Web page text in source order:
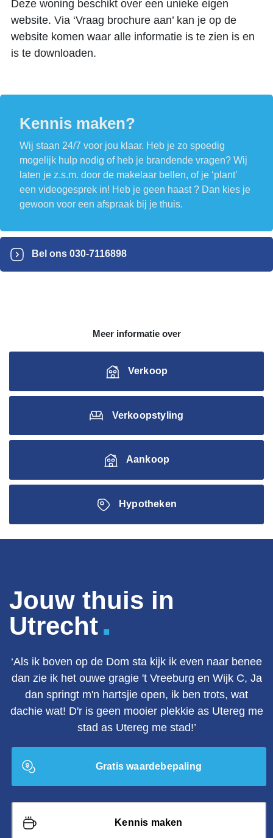
Deze woning beschikt over een unieke eigen
website. Via ‘Vraag brochure aan’ kan je op de
website komen waar alle informatie is te zien is en
is te downloaden.
Kennis maken?
Wij staan 24/7 voor jou klaar. Heb je zo spoedig
mogelijk hulp nodig of heb je brandende vragen? Wij
laten je z.s.m. door de makelaar bellen, of je ‘plant’
een videogesprek in! Heb je geen haast ? Dan kies je
gewoon voor een afspraak bij je thuis.
Bel ons 030-7116898
Meer informatie over
Verkoop
Verkoopstyling
Aankoop
Hypotheken
Jouw thuis in
Utrecht.
‘Als ik boven op de Dom sta kijk ik even naar benee
dan zie ik het ouwe gragie 't Vreeburg en Wijk C, Ja
dan springt m'n hartsjie open, ik ben trots, wat
dachie wat! D'r is geen mooier plekkie as Utereg me
stad as Utereg me stad!’
Gratis waardebepaling
Kennis maken